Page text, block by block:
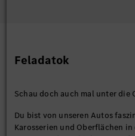
Feladatok
Schau doch auch mal unter die
Du bist von unseren Autos
Karosserien und Oberflächen